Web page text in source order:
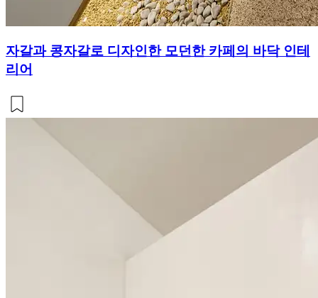
자갈과 콩자갈로 디자인한 모던한 카페의 바닥 인테
리어